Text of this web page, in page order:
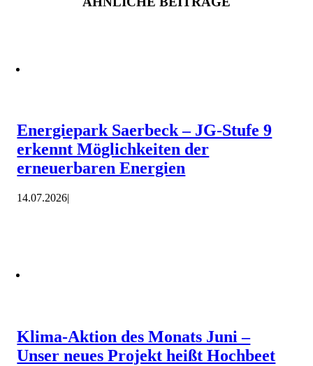
Energiepark Saerbeck – JG-Stufe 9
erkennt Möglichkeiten der
erneuerbaren Energien
14.07.2026|
Klima-Aktion des Monats Juni –
Unser neues Projekt heißt Hochbeet